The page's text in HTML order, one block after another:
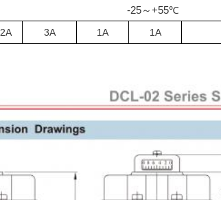
-25～+55℃
2A 3A 1A 1A